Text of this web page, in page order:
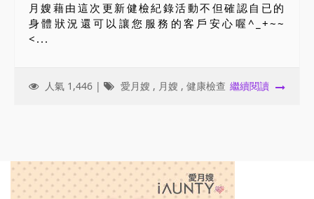
月嫂藉由這次更新健檢紀錄活動不但確認自已的
身體狀況還可以讓您服務的客戶安心喔^_+~~
<...
人氣 1,446 | 愛月嫂 , 月嫂 , 健康檢查 繼續閱讀